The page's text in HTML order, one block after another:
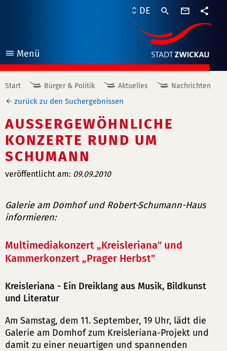
Menü
öffnen
DE
Start Bürger & Politik Aktuelles Nachrichten
zurück zu den Suchergebnissen
AUSSERGEWÖHNLICHE K
ONZERTE RUND UM S
CHUMANN
veröffentlicht am: 09.09.2010
Galerie am Domhof und Robert-Schumann-Haus
informieren:
Multimediakonzert „Kreisleriana" und
Kammerkonzert „Prager Herbst"
Kreisleriana - Ein Dreiklang aus Musik, Bildkunst
und Literatur
Am Samstag, dem 11. September, 19 Uhr, lädt die
Galerie am Domhof zum Kreisleriana-Projekt und
damit zu einer neuartigen und spannenden